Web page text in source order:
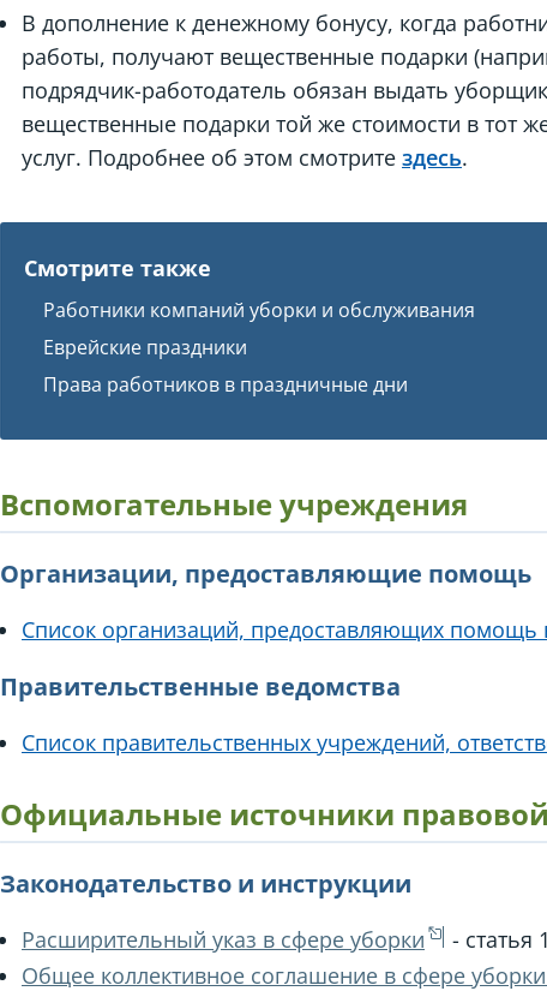
В дополнение к денежному бонусу, когда
работы, получают вещественные подарки
подрядчик-работодатель обязан выдать
вещественные подарки той же стоимости в тот
услуг. Подробнее об этом смотрите здесь.
Смотрите также
Работники компаний уборки и обслуживания
Еврейские праздники
Права работников в праздничные дни
Вспомогательные учреждения
Организации, предоставляющие помощь
Список организаций, предоставляющих помощь
Правительственные ведомства
Список правительственных учреждений,
Официальные источники
Законодательство и инструкции
Расширительный указ в сфере уборки
- статья
Общее коллективное соглашение в сфере